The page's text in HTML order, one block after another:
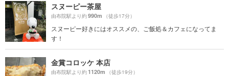
スヌーピー茶屋
由布院駅より約990m （徒歩17分）
スヌーピー好きにはオススメの、ご飯処＆カフェになってま
す！
金賞コロッケ 本店
由布院駅より約1120m （徒歩19分）